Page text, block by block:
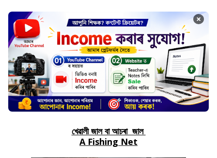
×
খেৱালী জাল বা আচৰা জাল
A Fishing Net